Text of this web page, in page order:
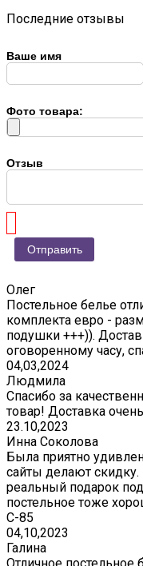
Последние отзывы
Ваше имя
Фото товара:
Отзыв
Олег
Постельное белье
комплекта евро -
подушки +++)).
оговоренному часу,
04,03,2024
Людмила
Спасибо за
товар! Доставка
23.10,2023
Инна Соколова
Была приятно
сайты делают
реальный подарок
постельное тоже
С-85
04,10,2023
Галина